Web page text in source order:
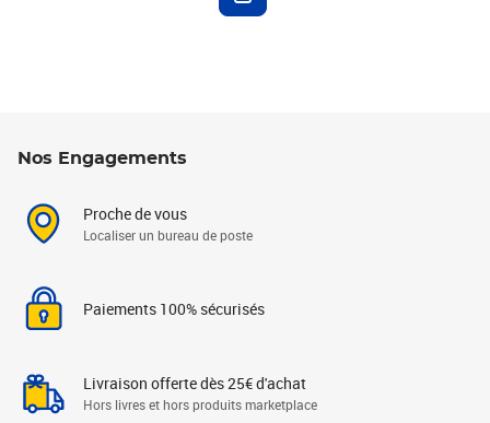
Nos Engagements
Proche de vous
Localiser un bureau de poste
Paiements 100% sécurisés
Livraison offerte dès 25€ d'achat
Hors livres et hors produits marketplace